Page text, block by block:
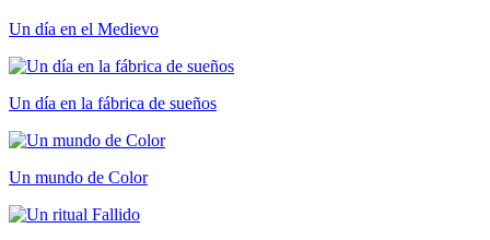
Un día en el Medievo
Un día en la fábrica de sueños
Un mundo de Color